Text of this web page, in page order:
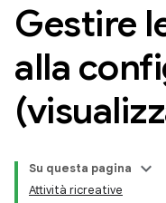
Gestire
alla
Su questa pagina
Attività ricreative